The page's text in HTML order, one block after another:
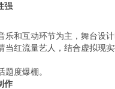
强
乐和互动环节为主，舞台设
当红流量艺人，结合虚拟现
度爆棚。
作